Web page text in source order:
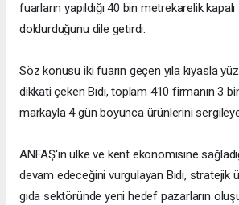
fuarların yapıldığı 40 bin metrekarelik
doldurduğunu dile getirdi.
Söz konusu iki fuarın geçen yıla kıyasla
dikkati çeken Bıdı, toplam 410 firmanın 3
markayla 4 gün boyunca ürünlerini
ANFAŞ'ın ülke ve kent ekonomisine
devam edeceğini vurgulayan Bıdı, stratejik
gıda sektöründe yeni hedef pazarların